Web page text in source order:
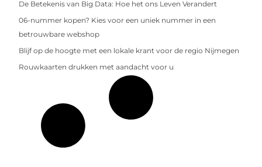
De Betekenis van Big Data: Hoe het ons Leven Verandert
06-nummer kopen? Kies voor een uniek nummer in een
betrouwbare webshop
Blijf op de hoogte met een lokale krant voor de regio Nijmegen
Rouwkaarten drukken met aandacht voor u